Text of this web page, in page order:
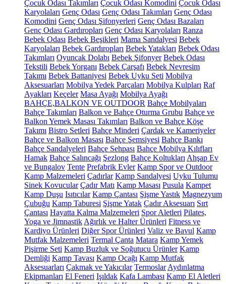
Çocuk Odası Takımları Çocuk Odası Komodini Çocuk Odası
Karyolaları Genç Odası Genç Odası Takımları Genç Odası
Komodini Genç Odası Şifonyerleri Genç Odası Bazaları
Genç Odası Gardıropları Genç Odası Karyolaları Ranza
Bebek Odası Bebek Beşikleri Mama Sandalyesi Bebek
Karyolaları Bebek Gardıropları Bebek Yatakları Bebek Odası
Takımları Oyuncak Dolabı Bebek Şifonyer Bebek Odası
Tekstili Bebek Yorganı Bebek Çarşafı Bebek Nevresim
Takımı Bebek Battaniyesi Bebek Uyku Seti Mobilya
Aksesuarları Mobilya Yedek Parçaları Mobilya Kulpları Raf
Ayakları Keçeler Masa Ayağı Mobilya Ayağı
BAHÇE,BALKON VE OUTDOOR Bahçe Mobilyaları
Bahçe Takımları Balkon ve Bahçe Oturma Grubu Bahçe ve
Balkon Yemek Masası Takımları Balkon ve Bahçe Köşe
Takımı Bistro Setleri Bahçe Minderi Çardak ve Kameriyeler
Bahçe ve Balkon Masası Bahçe Şemsiyesi Bahçe Bankı
Bahçe Sandalyeleri Bahçe Sehpası Bahçe Mobilya Kılıfları
Hamak Bahçe Salıncağı Şezlong Bahçe Koltukları Ahşap Ev
ve Bungalov Tente Prefabrik Evler Kamp Spor ve Outdoor
Kamp Malzemeleri Çadırlar Kamp Sandalyesi Uyku Tulumu
Sinek Kovucular Çadır Matı Kamp Masası Pusula Kampet
Kamp Duşu Isıtıcılar Kamp Çantası Şişme Yastık Magnezyum
Çubuğu Kamp Taburesi Şişme Yatak Çadır Aksesuarı Sırt
Çantası Hayatta Kalma Malzemeleri Spor Aletleri Pilates,
Yoga ve Jimnastik Ağırlık ve Halter Ürünleri Fitness ve
Kardiyo Ürünleri Diğer Spor Ürünleri Valiz ve Bavul Kamp
Mutfak Malzemeleri Termal Çanta Matara Kamp Yemek
Pişirme Seti Kamp Buzluk ve Soğutucu Ürünler Kamp
Demliği Kamp Tavası Kamp Ocağı Kamp Mutfak
Aksesuarları Çakmak ve Yakıcılar Termoslar Aydınlatma
Ekipmanları El Feneri Işıldak Kafa Lambası Kamp El Aletleri